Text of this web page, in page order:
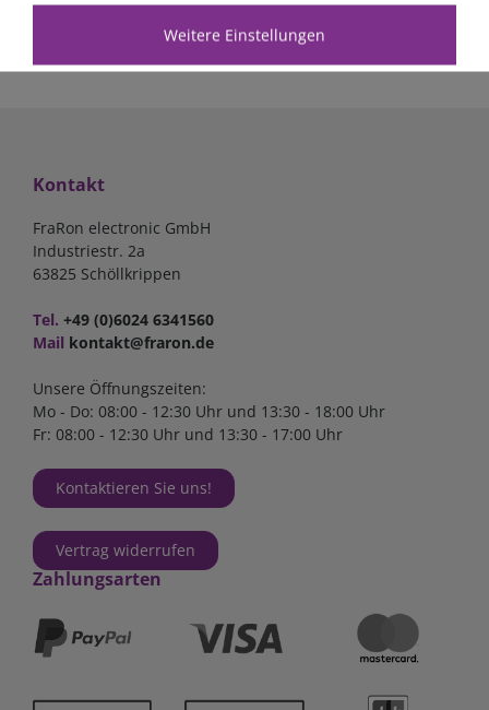
Kontakt
FraRon electronic GmbH
Industriestr. 2a
63825 Schöllkrippen
Tel. +49 (0)6024 6341560
Mail kontakt@fraron.de
Unsere Öffnungszeiten:
Mo - Do: 08:00 - 12:30 Uhr und 13:30 - 18:00 Uhr
Fr: 08:00 - 12:30 Uhr und 13:30 - 17:00 Uhr
Kontaktieren Sie uns!
Vertrag widerrufen
Zahlungsarten
Weitere Einstellungen